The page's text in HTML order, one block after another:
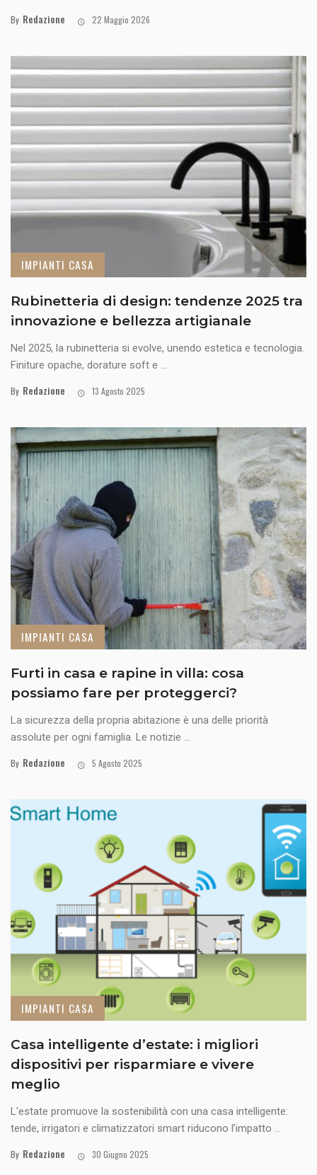
By Redazione 22 Maggio 2026
IMPIANTI CASA
Rubinetteria di design: tendenze 2025 tra
innovazione e bellezza artigianale
Nel 2025, la rubinetteria si evolve, unendo estetica e tecnologia.
Finiture opache, dorature soft e ...
By Redazione 13 Agosto 2025
IMPIANTI CASA
Furti in casa e rapine in villa: cosa
possiamo fare per proteggerci?
La sicurezza della propria abitazione è una delle priorità
assolute per ogni famiglia. Le notizie ...
By Redazione 5 Agosto 2025
IMPIANTI CASA
Casa intelligente d’estate: i migliori
dispositivi per risparmiare e vivere
meglio
L'estate promuove la sostenibilità con una casa intelligente:
tende, irrigatori e climatizzatori smart riducono l’impatto ...
By Redazione 30 Giugno 2025